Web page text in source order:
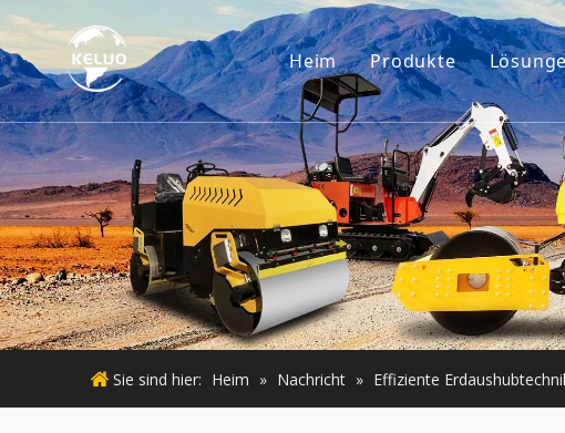
Heim Produkte
Motor
Baggerzubehör
Kleine
Gebrauchter Motor
Gebrauchte
Sie sind hier: Heim » Nachricht » Effiziente